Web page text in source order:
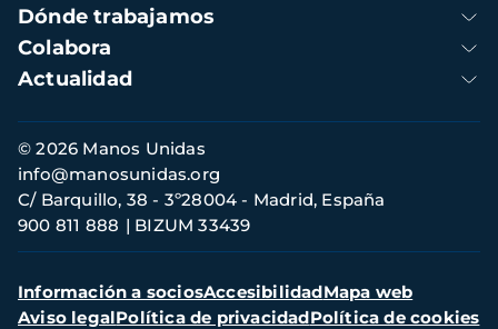
Dónde trabajamos
Colabora
Actualidad
Información
de
contacto
© 2026 Manos Unidas
C/ Barquillo, 38 - 3º28004 - Madrid, España
900 811 888
BIZUM 33439
info@manosunidas.org
Menú
secundario
Información a sociosAccesibilidadMapa web
Aviso legalPolítica de privacidadPolítica de cookies